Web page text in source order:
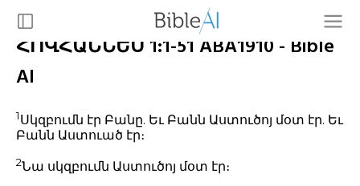
ՀՈՎՀԱՆՆԵՍ 1:1-51 ABA1910 - Bible
AI
1Սկզբումն էր Բանը. Եւ Բանն Աստուծոյ մօտ էր. Եւ
Բանն Աստուած էր։
2Նա սկզբումն Աստուծոյ մօտ էր։